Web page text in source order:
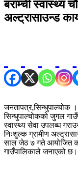
बराम्ची स्वास्थ्य
अल्ट्रासाउन्ड
जनतापत्र,सिन्धुपाल्चोक ।
सिन्धुपाल्चोकको जुगल
स्वास्थ्य सेवा उपलब्ध
निःशुल्क ग्रामीण
साल जेठ ७ गते आयोजित
गाउँपालिकाले जनाएको छ।